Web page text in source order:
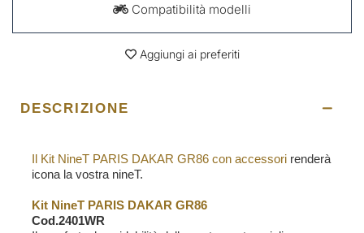
Compatibilità modelli
Aggiungi ai preferiti
DESCRIZIONE
Il Kit NineT PARIS DAKAR GR86 con accessori renderà
icona la vostra nineT.
Kit NineT PARIS DAKAR GR86
Cod.2401WR